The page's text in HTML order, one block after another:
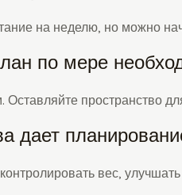
на неделю, но можно
по мере
пространство
дает
вес,